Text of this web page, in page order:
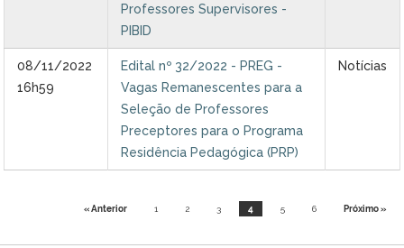
Professores Supervisores -
PIBID
08/11/2022
16h59
Edital nº 32/2022 - PREG -
Vagas Remanescentes para a
Seleção de Professores
Preceptores para o Programa
Residência Pedagógica (PRP)
Notícias
« Anterior 1 2 3 4 5 6 Próximo »